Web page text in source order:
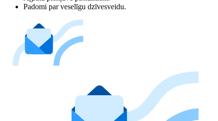
Padomi par veselīgu dzīvesveidu.